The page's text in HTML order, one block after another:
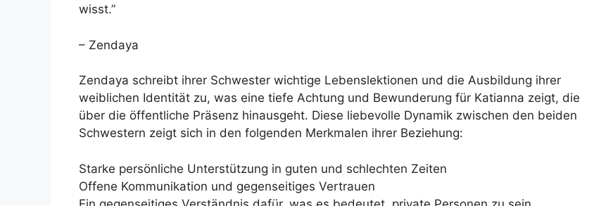
wisst.”
– Zendaya
Zendaya schreibt ihrer Schwester wichtige Lebenslektionen und die Ausbildung ihrer
weiblichen Identität zu, was eine tiefe Achtung und Bewunderung für Katianna zeigt, die
über die öffentliche Präsenz hinausgeht. Diese liebevolle Dynamik zwischen den beiden
Schwestern zeigt sich in den folgenden Merkmalen ihrer Beziehung:
Starke persönliche Unterstützung in guten und schlechten Zeiten
Offene Kommunikation und gegenseitiges Vertrauen